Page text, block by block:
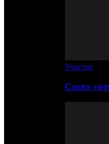
Участок
Сосед